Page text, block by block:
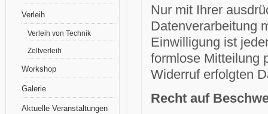
Verleih
Verleih von Technik
Zeltverleih
Workshop
Galerie
Aktuelle Veranstaltungen
Nur mit Ihrer
Datenverarbeitung
Einwilligung ist
formlose Mitteilung
Widerruf erfolgten
Recht auf